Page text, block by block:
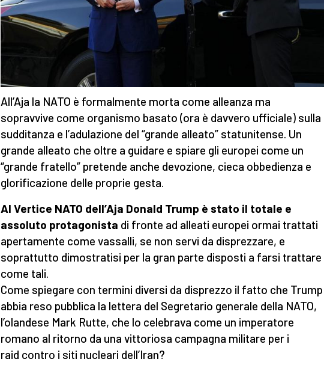
All’Aja la NATO è formalmente morta come alleanza ma
sopravvive come organismo basato (ora è davvero ufficiale) sulla
sudditanza e l’adulazione del “grande alleato” statunitense. Un
grande alleato che oltre a guidare e spiare gli europei come un
“grande fratello” pretende anche devozione, cieca obbedienza e
glorificazione delle proprie gesta.
Al Vertice NATO dell’Aja Donald Trump è stato il totale e
assoluto protagonista di fronte ad alleati europei ormai trattati
apertamente come vassalli, se non servi da disprezzare, e
soprattutto dimostratisi per la gran parte disposti a farsi trattare
come tali.
Come spiegare con termini diversi da disprezzo il fatto che Trump
abbia reso pubblica la lettera del Segretario generale della NATO,
l’olandese Mark Rutte, che lo celebrava come un imperatore
romano al ritorno da una vittoriosa campagna militare per i
raid contro i siti nucleari dell’Iran?